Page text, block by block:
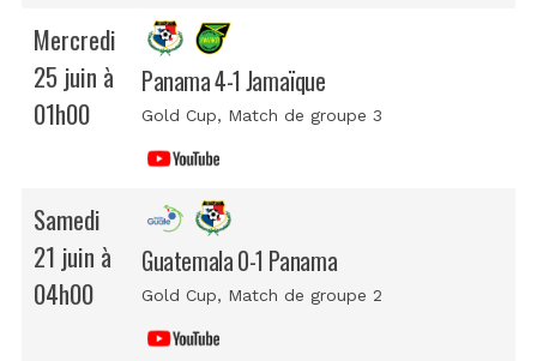
Mercredi
25 juin à
01h00
Panama 4-1 Jamaïque
Gold Cup, Match de groupe 3
Samedi
21 juin à
04h00
Guatemala 0-1 Panama
Gold Cup, Match de groupe 2